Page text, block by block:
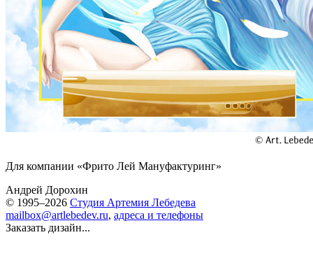
Для компании «Фрито Лей Мануфактуринг»
Андрей Дорохин
© 1995–2026 Студия Артемия Лебедева
mailbox@artlebedev.ru, адреса и телефоны
Заказать дизайн...